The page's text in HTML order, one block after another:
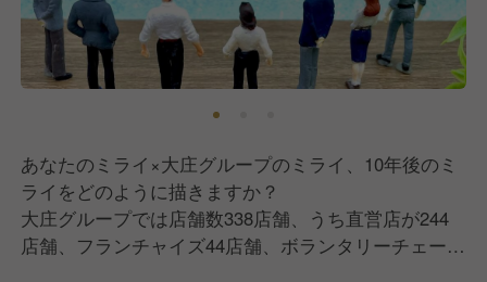
あなたのミライ×大庄グループのミライ、10年後のミ
ライをどのように描きますか？
大庄グループでは店舗数338店舗、うち直営店が244
店舗、フランチャイズ44店舗、ボランタリーチェーン